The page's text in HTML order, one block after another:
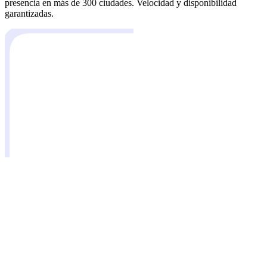
presencia en más de 300 ciudades. Velocidad y disponibilidad
garantizadas.